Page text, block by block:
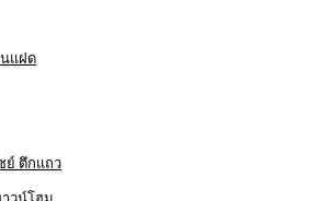
แฝด
ย์ ตึกแถว